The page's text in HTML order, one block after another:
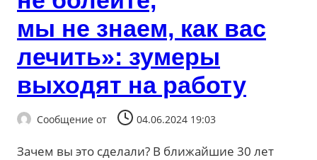
мы не знаем, как вас
лечить»: зумеры
выходят на работу
Сообщение от 04.06.2024 19:03
Зачем вы это сделали? В ближайшие 30 лет